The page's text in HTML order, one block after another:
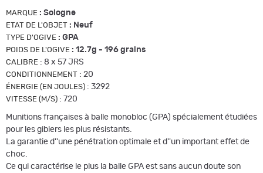
MARQUE : Sologne
ETAT DE L'OBJET : Neuf
TYPE D'OGIVE : GPA
POIDS DE L'OGIVE : 12.7g - 196 grains
CALIBRE : 8 x 57 JRS
CONDITIONNEMENT : 20
ÉNERGIE (EN JOULES) : 3292
VITESSE (M/S) : 720
Munitions françaises à balle monobloc (GPA) spécialement étudiées
pour les gibiers les plus résistants.
La garantie d''une pénétration optimale et d''un important effet de
choc.
Ce qui caractérise le plus la balle GPA est sans aucun doute son